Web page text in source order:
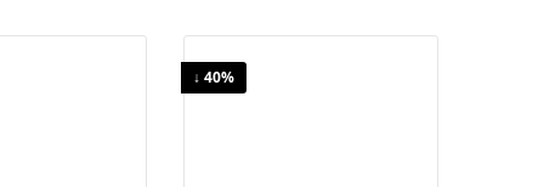
↓ 40%